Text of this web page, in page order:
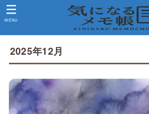
MENU
2025年12月